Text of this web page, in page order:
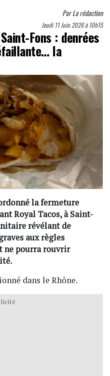
ParLa rédaction
Jeudi 11 Juin 2026 à 10h15
Fons : denrées
la
la fermeture
Royal Tacos, à Saint-
révélant de
aux règles
ne pourra rouvrir
dans le Rhône.